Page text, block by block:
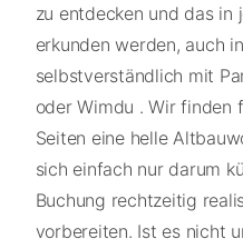
zu entdecken und das in
erkunden werden, auch
selbstverständlich mit
oder Wimdu . Wir finden
Seiten eine helle
sich einfach nur darum
Buchung rechtzeitig
vorbereiten. Ist es nicht